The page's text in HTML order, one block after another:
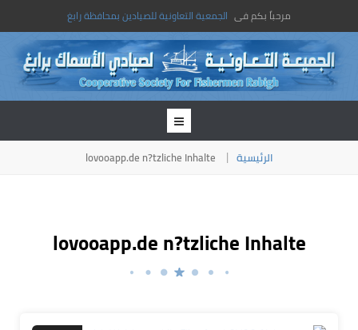
مرحباً بكم فى الجمعية التعاونية للصيادين بمحافظة رابغ
الرئيسية lovooapp.de n?tzliche Inhalte
lovooapp.de n?tzliche Inhalte